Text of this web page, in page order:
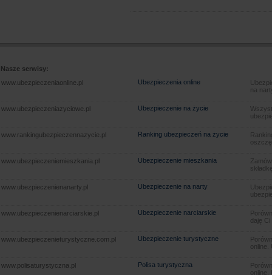
Nasze serwisy:
www.ubezpieczeniaonline.pl
Ubezpieczenia online
na
www.ubezpieczeniazyciowe.pl Ubezpieczenie na życie
www.rankingubezpieczennazycie.pl Ranking ubezpieczeń na życie
www.ubezpieczeniemieszkania.pl Ubezpieczenie mieszkania
www.ubezpieczenienanarty.pl Ubezpieczenie na narty
www.ubezpieczenienarciarskie.pl Ubezpieczenie narciarskie
daję
www.ubezpieczenieturystyczne.com.pl Ubezpieczenie turystyczne
www.polisaturystyczna.pl Polisa turystyczna